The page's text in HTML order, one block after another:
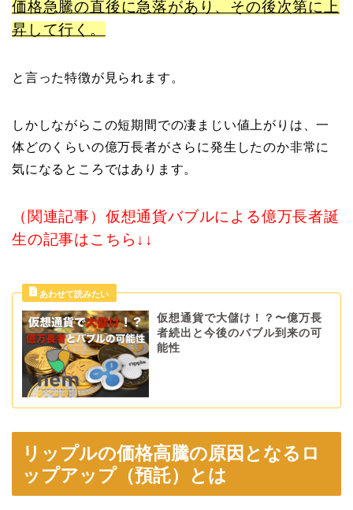
価格急騰の直後に急落があり、その後次第に上
昇して行く。
と言った特徴が見られます。
しかしながらこの短期間での凄まじい値上がりは、一
体どのくらいの億万長者がさらに発生したのか非常に
気になるところではあります。
（関連記事）仮想通貨バブルによる億万長者誕
生の記事はこちら↓↓
仮想通貨で大儲け！？〜億万長
者続出と今後のバブル到来の可
能性
リップルの価格高騰の原因となるロ
ップアップ（預託）とは